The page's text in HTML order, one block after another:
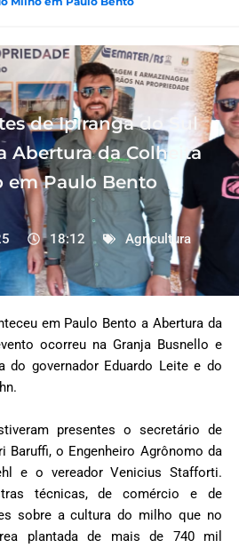
de Ipiranga do Sul
Abertura da Colheita
em Paulo Bento
18:12 Agricultura
em Paulo Bento a Abertura da
ocorreu na Granja Busnello e
do governador Eduardo Leite e do
presentes o secretário de
Baruffi, o Engenheiro Agrônomo da
e o vereador Venicius Stafforti.
técnicas, de comércio e de
sobre a cultura do milho que no
plantada de mais de 740 mil